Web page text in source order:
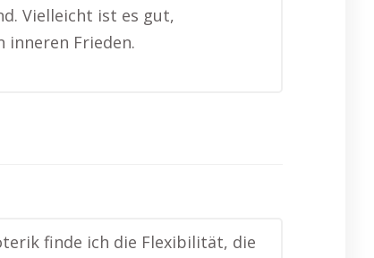
Vielleicht ist es gut,
inneren Frieden.
finde ich die Flexibilität, die